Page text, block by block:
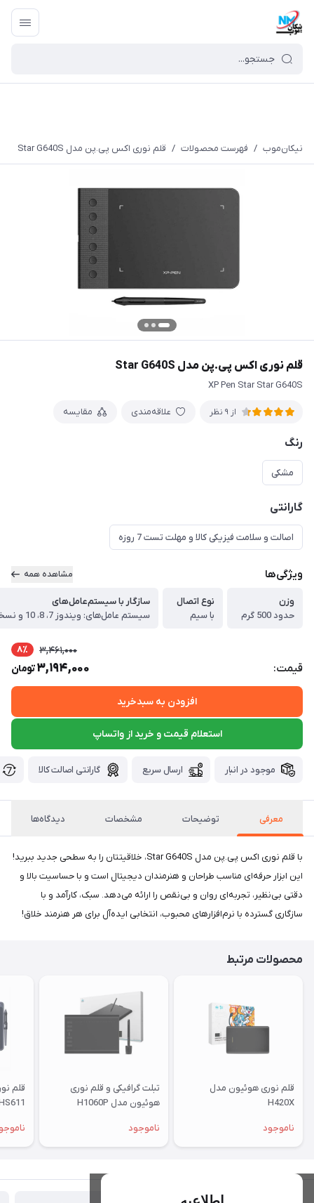
نیکان‌موب / فهرست محصولات / قلم نوری اکس پی.پن مدل Star G640S
قلم نوری اکس پی.پن مدل Star G640S
XP Pen Star Star G640S
از 9 نظر علاقه‌مندی مقایسه
رنگ
مشکی
گارانتی
اصالت و سلامت فیزیکی کالا و مهلت تست 7 روزه
ویژگی‌ها مشاهده همه
وزن
حدود 500 گرم
نوع اتصال
با سیم
سازگار با سیستم‌عامل‌های
قیمت:
3,461,000 8٪
3,194,000تومان
افزودن به سبدخرید
استعلام قیمت و خرید از واتساپ
موجود در انبار ارسال سریع گارانتی اصالت کالا
معرفی توضیحات مشخصات دیدگاه‌ها
با قلم نوری اکس پی.پن مدل Star G640S، خلاقیتتان را به سطحی جدید ببرید!
این ابزار حرفه‌ای مناسب طراحان و هنرمندان دیجیتال است و با حساسیت بالا و
دقتی بی‌نظیر، تجربه‌ای روان و بی‌نقص را ارائه می‌دهد. سبک، کارآمد و با
سازگاری گسترده با نرم‌افزارهای محبوب، انتخابی ایده‌آل برای هر هنرمند خلاق!
محصولات مرتبط
قلم نوری هوئیون مدل
H420X
ناموجود
تبلت گرافیکی و قلم نوری
هوئیون مدل H1060P
ناموجود
قلم